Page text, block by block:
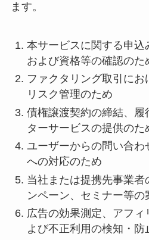
ます。
本サービスに関する申込
および資格等の確認のた
ファクタリング取引にお
リスク管理のため
債権譲渡契約の締結、履
ターサービスの提供のた
ユーザーからの問い合
への対応のため
当社または提携先事業者
ンペーン、セミナー等の
広告の効果測定、アフ
よび不正利用の検知・防